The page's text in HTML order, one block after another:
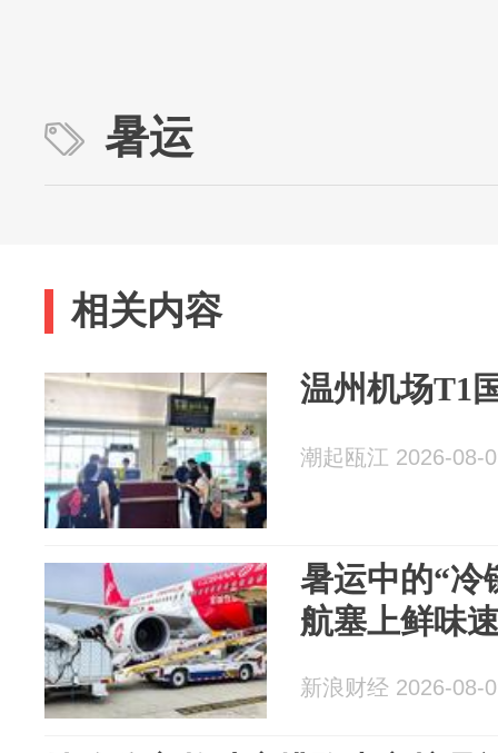
暑运
相关内容
温州机场T1
潮起瓯江 2026-08-
暑运中的“冷
航塞上鲜味
新浪财经 2026-08-